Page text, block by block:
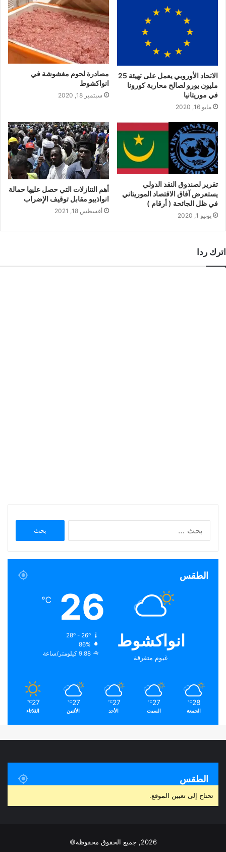
الاتحاد الأوروبي يعمل على تهيئة 25
مليون يورو لصالح محاربة كورونا
في موريتانيا
مايو 16, 2020
مصادرة لحوم مغشوشة في
انواكشوط
سبتمبر 18, 2020
تقرير لصندوق النقد الدولي
يستعرض آفاق الاقتصاد الموريتاني
في ظل الجائحة ( أرقام )
يونيو 1, 2020
أهم التنازلات التي حصل عليها حمالة
انواذيبو مقابل توقيف الإضراب
أغسطس 18, 2021
اترك ردا
الطقس
انواكشوط
غيوم متفرقة
26
℃
28º - 26º
86%
9.88 كيلومتر/ساعة
28
℃
الجمعة
27
℃
السبت
27
℃
الأحد
27
℃
الأثنين
27
℃
الثلاثاء
الطقس
تحتاج إلى تعيين الموقع.
2026, جميع الحقوق محفوظة©